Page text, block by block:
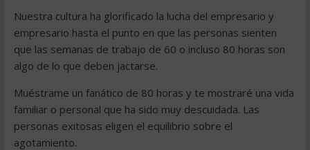
Nuestra cultura ha glorificado la lucha del empresario y
empresario hasta el punto en que las personas sienten
que las semanas de trabajo de 60 o incluso 80 horas son
algo de lo que deben jactarse.
Muéstrame un fanático de 80 horas y te mostraré una vida
familiar o personal que ha sido muy descuidada. Las
personas exitosas eligen el equilibrio sobre el
agotamiento.